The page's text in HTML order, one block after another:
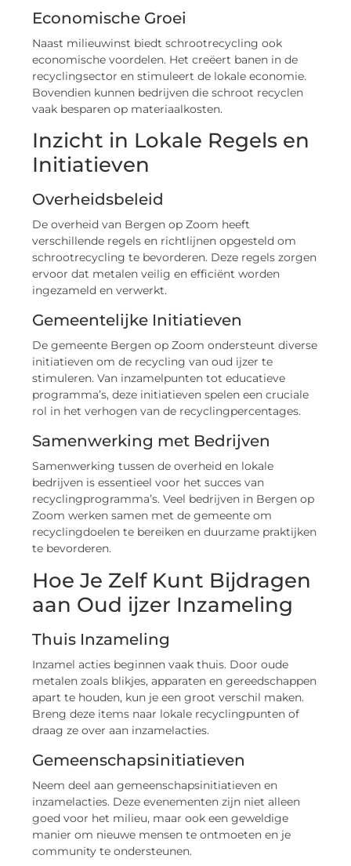
Economische Groei
Naast milieuwinst biedt schrootrecycling ook
economische voordelen. Het creëert banen in de
recyclingsector en stimuleert de lokale economie.
Bovendien kunnen bedrijven die schroot recyclen
vaak besparen op materiaalkosten.
Inzicht in Lokale Regels en
Initiatieven
Overheidsbeleid
De overheid van Bergen op Zoom heeft
verschillende regels en richtlijnen opgesteld om
schrootrecycling te bevorderen. Deze regels zorgen
ervoor dat metalen veilig en efficiënt worden
ingezameld en verwerkt.
Gemeentelijke Initiatieven
De gemeente Bergen op Zoom ondersteunt diverse
initiatieven om de recycling van oud ijzer te
stimuleren. Van inzamelpunten tot educatieve
programma’s, deze initiatieven spelen een cruciale
rol in het verhogen van de recyclingpercentages.
Samenwerking met Bedrijven
Samenwerking tussen de overheid en lokale
bedrijven is essentieel voor het succes van
recyclingprogramma’s. Veel bedrijven in Bergen op
Zoom werken samen met de gemeente om
recyclingdoelen te bereiken en duurzame praktijken
te bevorderen.
Hoe Je Zelf Kunt Bijdragen
aan Oud ijzer Inzameling
Thuis Inzameling
Inzamel acties beginnen vaak thuis. Door oude
metalen zoals blikjes, apparaten en gereedschappen
apart te houden, kun je een groot verschil maken.
Breng deze items naar lokale recyclingpunten of
draag ze over aan inzamelacties.
Gemeenschapsinitiatieven
Neem deel aan gemeenschapsinitiatieven en
inzamelacties. Deze evenementen zijn niet alleen
goed voor het milieu, maar ook een geweldige
manier om nieuwe mensen te ontmoeten en je
community te ondersteunen.